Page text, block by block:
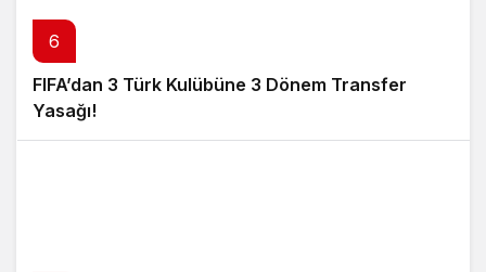
6
FIFA’dan 3 Türk Kulübüne 3 Dönem Transfer
Yasağı!